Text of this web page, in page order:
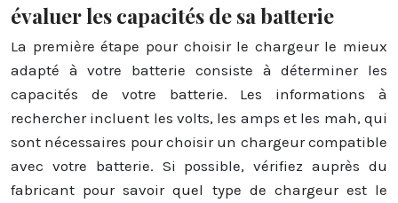
évaluer les capacités de sa batterie
La première étape pour choisir le chargeur le mieux
adapté à votre batterie consiste à déterminer les
capacités de votre batterie. Les informations à
rechercher incluent les volts, les amps et les mah, qui
sont nécessaires pour choisir un chargeur compatible
avec votre batterie. Si possible, vérifiez auprès du
fabricant pour savoir quel type de chargeur est le